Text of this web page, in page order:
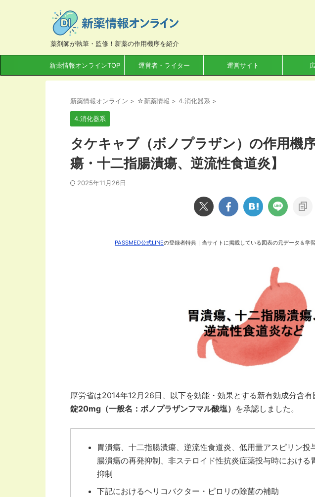
薬剤師が執筆・監修！新薬の作用機序を紹介
新薬情報オンラインTOP 運営者・ライター 運営サイト
新薬情報オンライン > ☆新薬情報 > 4.消化器系 >
4.消化器系
タケキャブ（ボノプラザン）の作用機
瘍・十二指腸潰瘍、逆流性食道炎】
2025年11月26日
PASSMED公式LINEの登録者特典｜当サイトに掲載している図表の元データ＆学
厚労省は2014年12月26日、以下を効能・効果とする新有効成分含有
錠20mg（一般名：ボノプラザンフマル酸塩） を承認しました。
胃潰瘍、十二指腸潰瘍、逆流性食道炎、低用量アスピリン投
腸潰瘍の再発抑制、非ステロイド性抗炎症薬投与時における
抑制
下記におけるヘリコバクター・ピロリの除菌の補助